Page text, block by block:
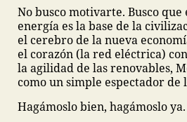
No busco motivarte. Busco
energía es la base de la
el cerebro de la nueva
el corazón (la red eléctrica)
la agilidad de las renovables,
como un simple espectador de
Hagámoslo bien, hagámoslo ya.